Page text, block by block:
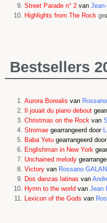
Street Parade n° 2 van
Highlights from The Rock ge
Bestsellers
Aurora Borealis van
Il jouait du piano debout
Christmas on the Rock van
Stromae gearrangeerd door
Baba Yetu gearrangeerd door
Englishman in New York
Unchained melody
Victory van Rossano
Dos danzas latinas van
Hymn to the world van Jean
Lexicon of the Gods van